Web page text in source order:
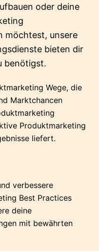
oder deine
möchtest, unsere
bieten dir
benötigst.
Wege, die
Marktchancen
Produktmarketing
liefert.
verbessere
Best Practices
deine
mit bewährten